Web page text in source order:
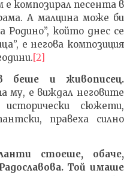
е композирал песента в
А малцина може би
който днес се
е негова композиция
[2]
беше и живописец.
му, е виждал неговите
сюжети,
правеха силно
стоеше, обаче,
Той имаше